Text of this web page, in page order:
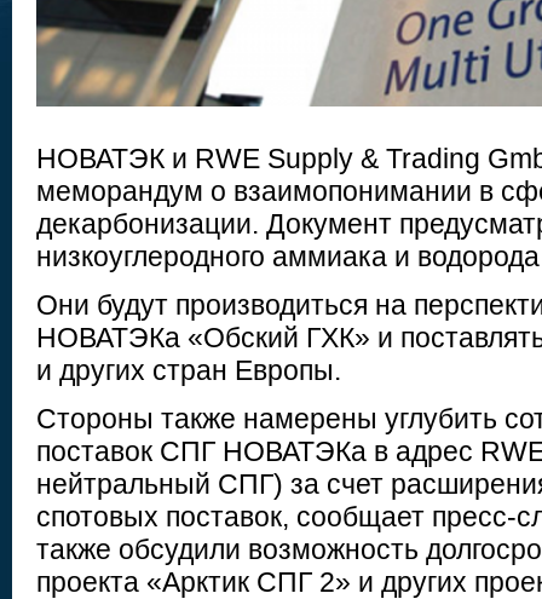
НОВАТЭК и RWE Supply & Trading
меморандум о взаимопонимании в
декарбонизации. Документ
низкоуглеродного аммиака и
Они будут производиться на
НОВАТЭКа «Обский ГХК» и
и других стран Европы.
Стороны также намерены углубить
поставок СПГ НОВАТЭКа в адрес
нейтральный СПГ) за счет
спотовых поставок, сообщает пресс-
также обсудили возможность
проекта «Арктик СПГ 2» и других